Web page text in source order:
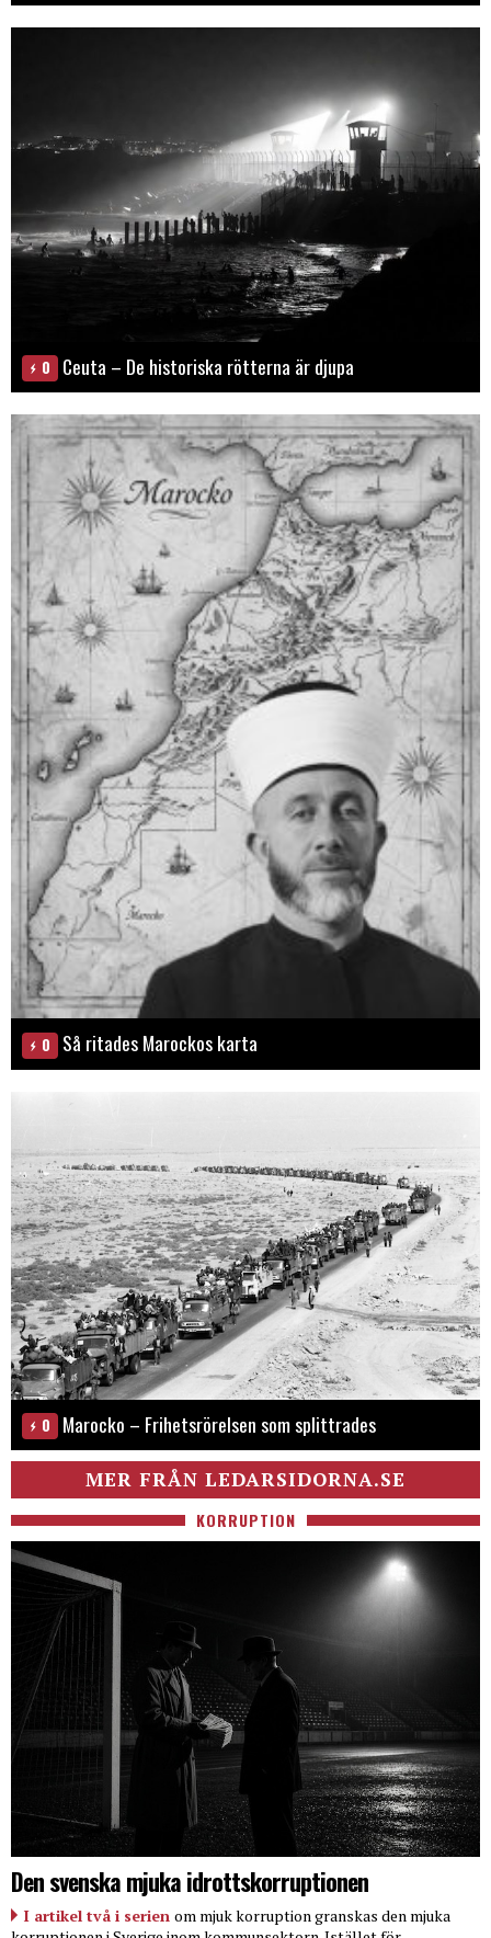
0 Ceuta – De historiska rötterna är djupa
0 Så ritades Marockos karta
0 Marocko – Frihetsrörelsen som splittrades
MER FRÅN LEDARSIDORNA.SE
KORRUPTION
Den svenska mjuka idrottskorruptionen
I artikel två i serien om mjuk korruption granskas den mjuka